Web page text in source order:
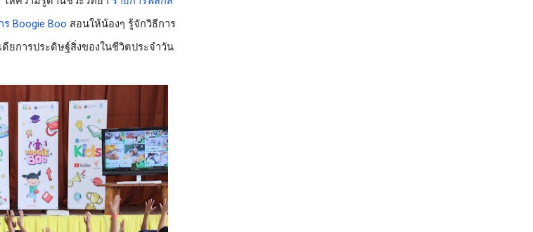
ร Boogie Boo สอนให้น้องๆ รู้จักวิธีการ
ดียการประดิษฐ์สิ่งของในชีวิตประจำวัน